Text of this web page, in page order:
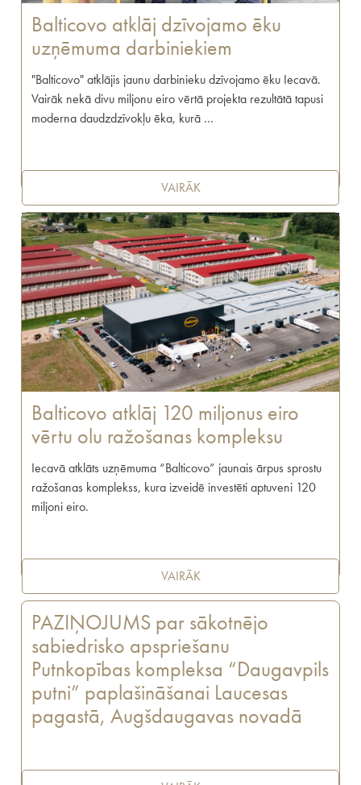
Balticovo atklāj dzīvojamo ēku
uzņēmuma darbiniekiem
"Balticovo" atklājis jaunu darbinieku dzīvojamo ēku Iecavā.
Vairāk nekā divu miljonu eiro vērtā projekta rezultātā tapusi
moderna daudzdzīvokļu ēka, kurā …
VAIRĀK
Balticovo atklāj 120 miljonus eiro
vērtu olu ražošanas kompleksu
Iecavā atklāts uzņēmuma “Balticovo” jaunais ārpus sprostu
ražošanas komplekss, kura izveidē investēti aptuveni 120
miljoni eiro.
VAIRĀK
PAZIŅOJUMS par sākotnējo
sabiedrisko apspriešanu
Putnkopības kompleksa “Daugavpils
putni” paplašināšanai Laucesas
pagastā, Augšdaugavas novadā